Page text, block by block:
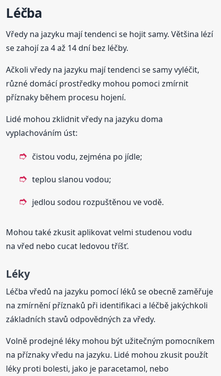
Léčba
Vředy na jazyku mají tendenci se hojit samy. Většina lézí
se zahojí za 4 až 14 dní bez léčby.
Ačkoli vředy na jazyku mají tendenci se samy vyléčit,
různé domácí prostředky mohou pomoci zmírnit
příznaky během procesu hojení.
Lidé mohou zklidnit vředy na jazyku doma
vyplachováním úst:
čistou vodu, zejména po jídle;
teplou slanou vodou;
jedlou sodou rozpuštěnou ve vodě.
Mohou také zkusit aplikovat velmi studenou vodu
na vřed nebo cucat ledovou tříšť.
Léky
Léčba vředů na jazyku pomocí léků se obecně zaměřuje
na zmírnění příznaků při identifikaci a léčbě jakýchkoli
základních stavů odpovědných za vředy.
Volně prodejné léky mohou být užitečným pomocníkem
na příznaky vředu na jazyku. Lidé mohou zkusit použít
léky proti bolesti, jako je paracetamol, nebo